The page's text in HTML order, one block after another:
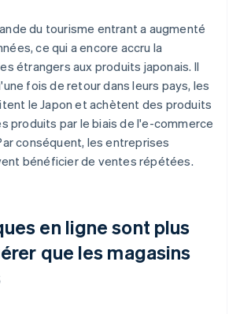
du tourisme entrant a augmenté
ce qui a encore accru la
étrangers aux produits japonais. Il
fois de retour dans leurs pays, les
le Japon et achètent des produits
produits par le biais de l'e-commerce
conséquent, les entreprises
bénéficier de ventes répétées.
en ligne sont plus
que les magasins